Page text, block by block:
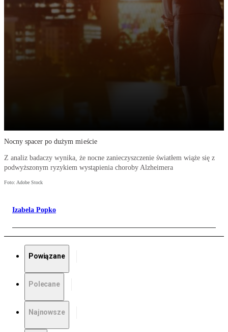
Nocny spacer po dużym mieście
Z analiz badaczy wynika, że nocne zanieczyszczenie światłem wiąże się z
podwyższonym ryzykiem wystąpienia choroby Alzheimera
Foto: Adobe Stock
Izabela Popko
Powiązane
Polecane
Najnowsze